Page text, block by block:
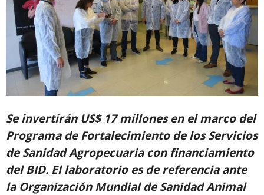
Se invertirán US$ 17 millones en el marco del
Programa de Fortalecimiento de los Servicios
de Sanidad Agropecuaria con financiamiento
del BID. El laboratorio es de referencia ante
la Organización Mundial de Sanidad Animal